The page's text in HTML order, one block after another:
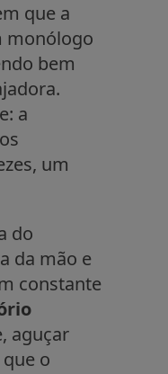
que a
monólogo
bem
a
um
do
da mão e
constante
aguçar
o